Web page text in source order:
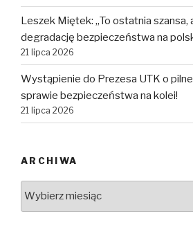
Leszek Miętek: „To ostatnia szansa,
degradację bezpieczeństwa na
21 lipca 2026
Wystąpienie do Prezesa UTK o
sprawie bezpieczeństwa na kolei!
21 lipca 2026
ARCHIWA